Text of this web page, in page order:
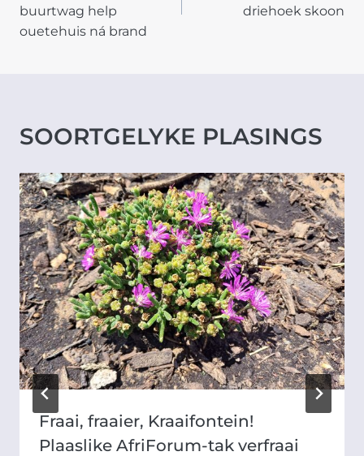
buurtwag help
ouetehuis ná brand
driehoek skoon
SOORTGELYKE PLASINGS
Fraai, fraaier, Kraaifontein!
Plaaslike AfriForum-tak verfraai